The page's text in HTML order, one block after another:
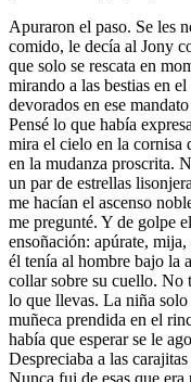
Apuraron el paso. Se les
comido, le decía al Jony
que solo se rescata en
mirando a las bestias en
devorados en ese
Pensé lo que había
mira el cielo en la cornisa
en la mudanza proscrita.
un par de estrellas
me hacían el ascenso
me pregunté. Y de golpe
ensoñación: apúrate, mija,
él tenía al hombre bajo la
collar sobre su cuello. No
lo que llevas. La niña solo
muñeca prendida en el
había que esperar se le
Despreciaba a las
Nunca fui de esas que